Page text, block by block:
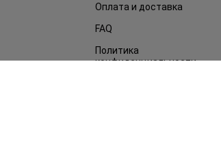
Оплата и доставка
FAQ
Политика
конфиденциальности